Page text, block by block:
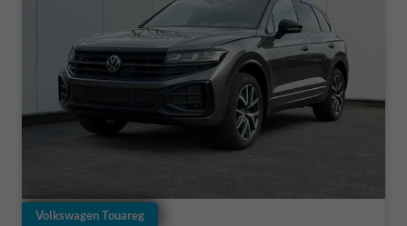
Volkswagen Touareg